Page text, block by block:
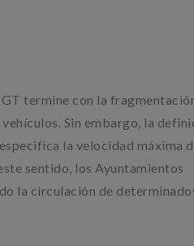
termine con la
Sin embargo, la
la velocidad máxima
sentido, los Ayuntamientos
la circulación de